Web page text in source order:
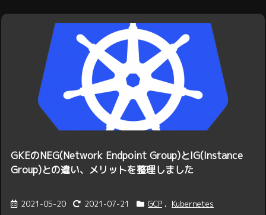
GKEのNEG(Network Endpoint Group)とIG(Instance
Group)との違い、メリットを整理しました
2021-05-20 2021-07-21 GCP , Kubernetes